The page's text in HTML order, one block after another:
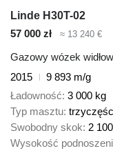
Linde H30T-02
57 000 zł
≈ 13 240 €
Gazowy wózek
2015
9 893 m/g
Ładowność 3 000 kg
Typ masztu
Swobodny skok 2
Wysokość